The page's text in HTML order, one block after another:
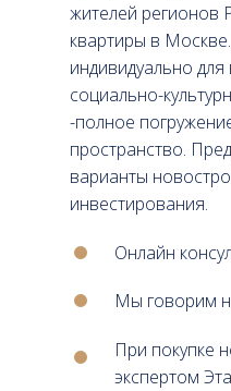
Онлайн
жителей регионов
квартиры в
индивидуально
социально-
-полное
пространство.
варианты
инвестирования.
Мы говорим
При покупке
экспертом